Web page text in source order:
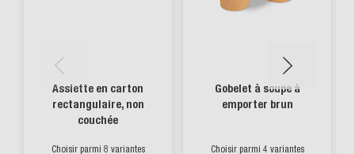
Assiette en carton
rectangulaire, non
couchée
Choisir parmi 8 variantes
Gobelet à soupe à
emporter brun
Choisir parmi 4 variantes